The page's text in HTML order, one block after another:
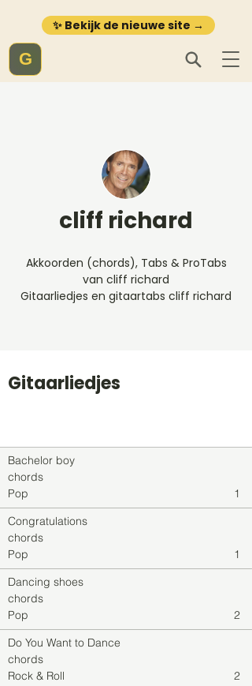
✨ Bekijk de nieuwe site →
G
cliff richard
Akkoorden (chords), Tabs & ProTabs
van cliff richard
Gitaarliedjes en gitaartabs cliff richard
Gitaarliedjes
Bachelor boy
chords
Pop
1
Congratulations
chords
Pop
1
Dancing shoes
chords
Pop
2
Do You Want to Dance
chords
Rock & Roll
2